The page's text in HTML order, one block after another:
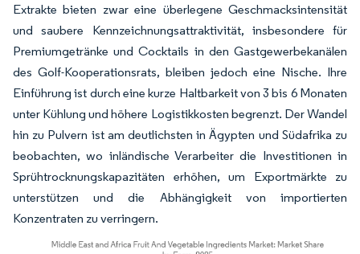
Extrakte bieten zwar eine überlegene Geschmacksintensität
und saubere Kennzeichnungsattraktivität, insbesondere für
Premiumgetränke und Cocktails in den Gastgewerbekanälen
des Golf-Kooperationsrats, bleiben jedoch eine Nische. Ihre
Einführung ist durch eine kurze Haltbarkeit von 3 bis 6 Monaten
unter Kühlung und höhere Logistikkosten begrenzt. Der Wandel
hin zu Pulvern ist am deutlichsten in Ägypten und Südafrika zu
beobachten, wo inländische Verarbeiter die Investitionen in
Sprühtrocknungskapazitäten erhöhen, um Exportmärkte zu
unterstützen und die Abhängigkeit von importierten
Konzentraten zu verringern.